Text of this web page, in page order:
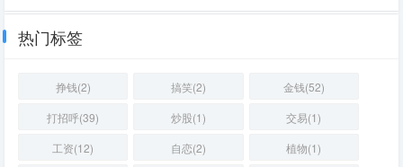
热门标签
挣钱(2) 搞笑(2)
金钱(52)
打招呼(39)
炒股(1)
交易(1)
工资(12)
自恋(2)
植物(1)